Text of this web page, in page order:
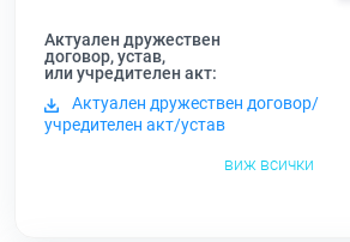
Актуален дружествен
договор, устав,
или учредителен акт:
Актуален дружествен договор/
учредителен акт/устав
виж всички